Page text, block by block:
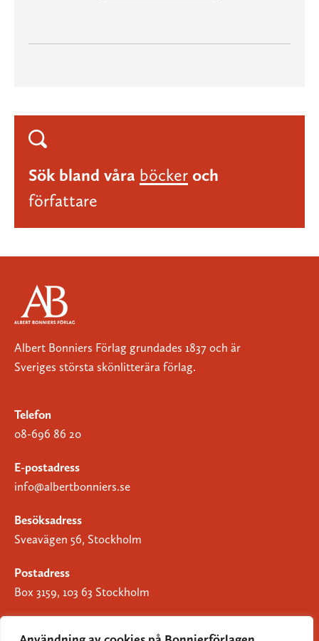
Sök bland våra böcker och
författare
Albert Bonniers Förlag grundades 1837 och är
Sveriges största skönlitterära förlag.
Telefon
08-696 86 20
E-postadress
info@albertbonniers.se
Besöksadress
Sveavägen 56, Stockholm
Postadress
Box 3159, 103 63 Stockholm